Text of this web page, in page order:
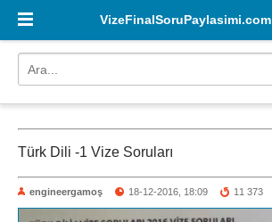
VizeFinalSoruPaylasimi.com
Türk Dili -1 Vize Soruları
engineergamoş 18-12-2016, 18:09 11 373